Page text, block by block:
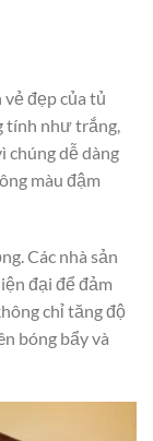
đẹp của tủ
tính như trắng,
chúng dễ dàng
màu đậm
Các nhà sản
đại để đảm
chỉ tăng độ
bóng bẩy và